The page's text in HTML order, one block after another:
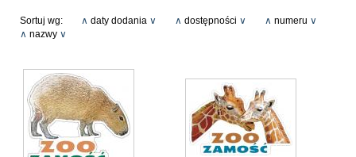
Sortuj wg: ∧ daty dodania ∨ ∧ dostępności ∨ ∧ numeru ∨
∧ nazwy ∨